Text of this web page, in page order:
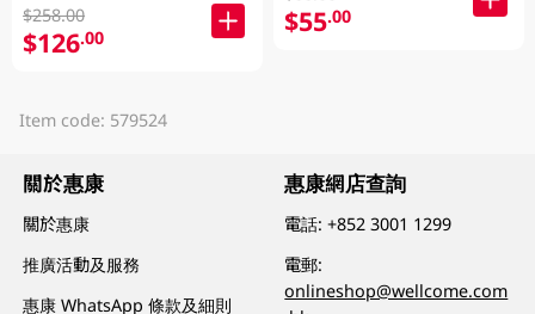
$258.00
$126.00 $55.00
Item code: 579524
關於惠康
關於惠康
推廣活動及服務
惠康 WhatsApp 條款及細則
惠康網店查詢
電話:+852 3001 1299
電郵:
onlineshop@wellcome.com